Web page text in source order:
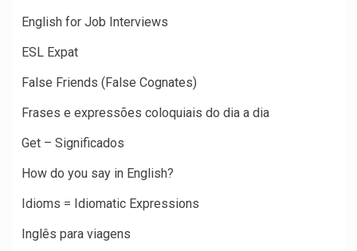
English for Job Interviews
ESL Expat
False Friends (False Cognates)
Frases e expressões coloquiais do dia a dia
Get – Significados
How do you say in English?
Idioms = Idiomatic Expressions
Inglês para viagens